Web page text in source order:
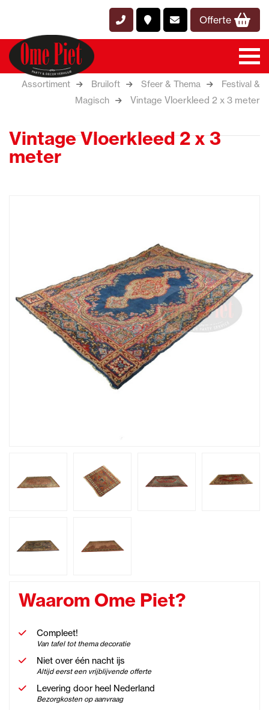
Offerte
Assortiment Bruiloft Sfeer & Thema
Festival &
Magisch
Vintage Vloerkleed 2 x 3 meter
Vintage Vloerkleed 2 x 3
meter
Waarom Ome Piet?
Compleet!
Van tafel tot thema decoratie
Niet over één nacht ijs
Altijd eerst een vrijblijvende offerte
Levering door heel Nederland
Bezorgkosten op aanvraag